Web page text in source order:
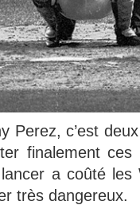
Perez, c’est
finalement
a coûté les
très dangereux.